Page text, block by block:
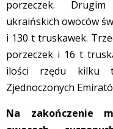
porzeczek.
ukraińskich owoców
i 130 t truskawek.
porzeczek i 16 t
ilości rzędu
Zjednoczonych
Na zakończenie